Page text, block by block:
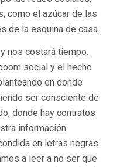
como el azúcar de las
de la esquina de casa.
nos costará tiempo.
social y el hecho
en donde
ser consciente de
donde hay contratos
información
en letras negras
a leer a no ser que